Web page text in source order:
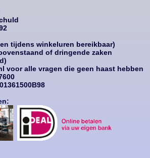
tijdens winkeluren bereikbaar)
of dringende zaken
voor alle vragen die geen haast hebben
600